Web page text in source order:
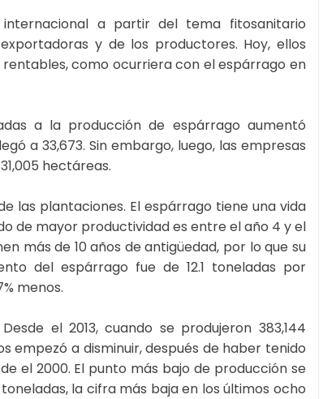
a partir del tema fitosanitario
y de los productores. Hoy, ellos
como ocurriera con el espárrago en
a la producción de espárrago aumentó
a 33,673. Sin embargo, luego, las empresas
hectáreas.
las plantaciones. El espárrago tiene una vida
de mayor productividad es entre el año 4 y el
más de 10 años de antigüedad, por lo que su
del espárrago fue de 12.1 toneladas por
menos.
el 2013, cuando se produjeron 383,144
empezó a disminuir, después de haber tenido
el 2000. El punto más bajo de producción se
la cifra más baja en los últimos ocho